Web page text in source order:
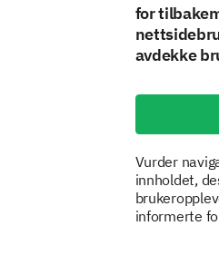
for
avdekke
Vurder
innholdet,
informerte